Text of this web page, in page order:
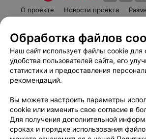
О проекте Новости проекта
Пользовательское соглашение
Вакансии
Партнеры
Написать руководителю
Обработка персональных
Обработка файлов
Наш сайт использует файлы cookie для
удобства пользователей сайта, его
статистики и предоставления
рекомендаций.
Вы можете настроить параметры
cookie или изменить свое согласие в
Для получения дополнительной
сроках и порядке использования